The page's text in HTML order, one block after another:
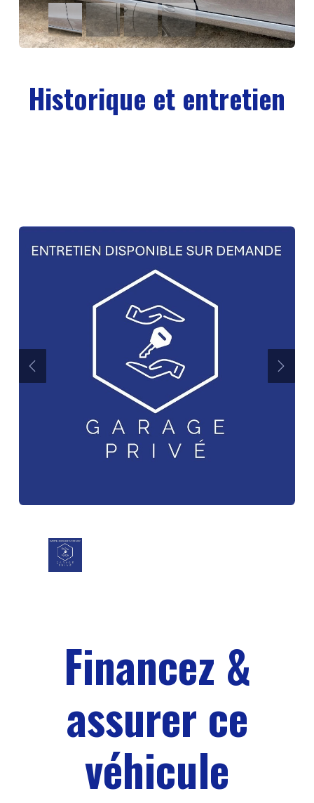
Historique et entretien
Précédent
Financez &
assurer ce
véhicule